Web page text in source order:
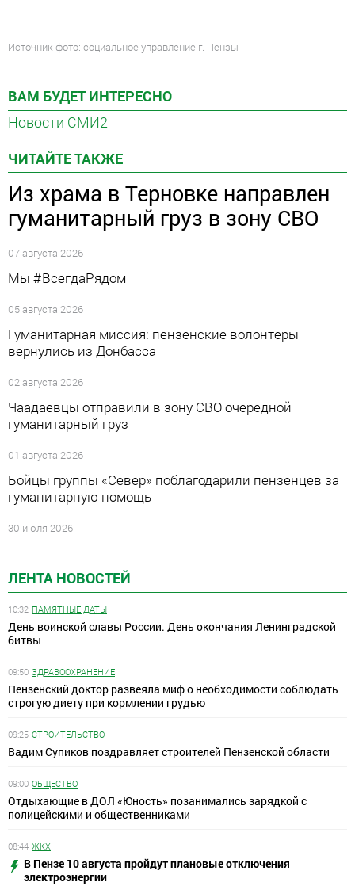
ЛЕНТА НОВОСТЕЙ
10:32 ПАМЯТНЫЕ ДАТЫ
День воинской славы России. День окончания Ленинградской
битвы
09:50 ЗДРАВООХРАНЕНИЕ
Пензенский доктор развеяла миф о необходимости соблюдать
строгую диету при кормлении грудью
09:25 СТРОИТЕЛЬСТВО
Вадим Супиков поздравляет строителей Пензенской области
09:00 ОБЩЕСТВО
Отдыхающие в ДОЛ «Юность» позанимались зарядкой с
полицейскими и общественниками
08:44 ЖКХ
В Пензе 10 августа пройдут плановые отключения
электроэнергии
Источник фото: социальное управление г. Пензы
ВАМ БУДЕТ ИНТЕРЕСНО
Новости СМИ2
ЧИТАЙТЕ ТАКЖЕ
Из храма в Терновке направлен
гуманитарный груз в зону СВО
07 августа 2026
Мы #ВсегдаРядом
05 августа 2026
Гуманитарная миссия: пензенские волонтеры
вернулись из Донбасса
02 августа 2026
Чаадаевцы отправили в зону СВО очередной
гуманитарный груз
01 августа 2026
Бойцы группы «Север» поблагодарили пензенцев за
гуманитарную помощь
30 июля 2026